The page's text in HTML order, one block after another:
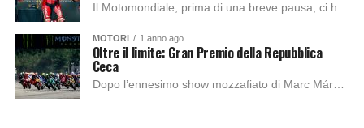
MOTORI 1 anno ago
Oltre il limite: Gran Premio della Repubblica
Ceca
Dopo l’ennesimo show mozzafiato di Marc Márquez in Germania, che lo ha visto ancora una volta salire sul gradino più alto del podio, la MotoGP è...